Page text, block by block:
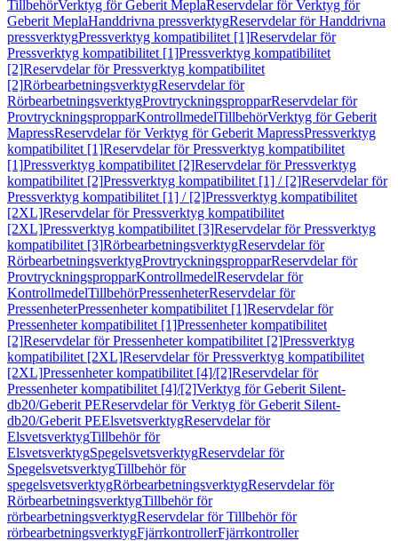
TillbehörVerktyg för Geberit MeplaReservdelar för Verktyg för
Geberit MeplaHanddrivna pressverktygReservdelar för Handdrivna
pressverktygPressverktyg kompatibilitet [1]Reservdelar för
Pressverktyg kompatibilitet [1]Pressverktyg kompatibilitet
[2]Reservdelar för Pressverktyg kompatibilitet
[2]RörbearbetningsverktygReservdelar för
RörbearbetningsverktygProvtryckningspropparReservdelar för
ProvtryckningspropparKontrollmedelTillbehörVerktyg för Geberit
MapressReservdelar för Verktyg för Geberit MapressPressverktyg
kompatibilitet [1]Reservdelar för Pressverktyg kompatibilitet
[1]Pressverktyg kompatibilitet [2]Reservdelar för Pressverktyg
kompatibilitet [2]Pressverktyg kompatibilitet [1] / [2]Reservdelar för
Pressverktyg kompatibilitet [1] / [2]Pressverktyg kompatibilitet
[2XL]Reservdelar för Pressverktyg kompatibilitet
[2XL]Pressverktyg kompatibilitet [3]Reservdelar för Pressverktyg
kompatibilitet [3]RörbearbetningsverktygReservdelar för
RörbearbetningsverktygProvtryckningspropparReservdelar för
ProvtryckningspropparKontrollmedelReservdelar för
KontrollmedelTillbehörPressenheterReservdelar för
PressenheterPressenheter kompatibilitet [1]Reservdelar för
Pressenheter kompatibilitet [1]Pressenheter kompatibilitet
[2]Reservdelar för Pressenheter kompatibilitet [2]Pressverktyg
kompatibilitet [2XL]Reservdelar för Pressverktyg kompatibilitet
[2XL]Pressenheter kompatibilitet [4]/[2]Reservdelar för
Pressenheter kompatibilitet [4]/[2]Verktyg för Geberit Silent-
db20/Geberit PEReservdelar för Verktyg för Geberit Silent-
db20/Geberit PEElsvetsverktygReservdelar för
ElsvetsverktygTillbehör för
ElsvetsverktygSpegelsvetsverktygReservdelar för
SpegelsvetsverktygTillbehör för
spegelsvetsverktygRörbearbetningsverktygReservdelar för
RörbearbetningsverktygTillbehör för
rörbearbetningsverktygReservdelar för Tillbehör för
rörbearbetningsverktygFjärrkontrollerFjärrkontroller